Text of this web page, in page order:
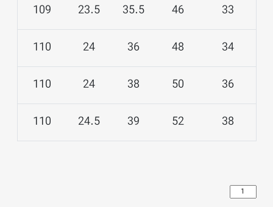
33
46
35.5
23.5
109
34
48
36
24
110
36
50
38
24
110
38
52
39
24.5
110
شلوار
کرورایت